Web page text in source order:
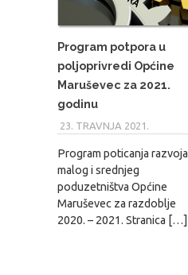
Program potpora u
poljoprivredi Općine
Maruševec za 2021.
godinu
23. TRAVNJA 2021.
Program poticanja razvoja
malog i srednjeg
poduzetništva Općine
Maruševec za razdoblje
2020. – 2021. Stranica […]